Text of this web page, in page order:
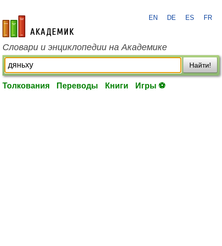
academic.ru
EN DE ES FR
Словари и энциклопедии на Академике
Найти!
Толкования Переводы Книги Игры ⚽